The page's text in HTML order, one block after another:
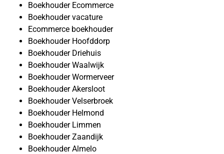
Boekhouder Ecommerce
Boekhouder vacature
Ecommerce boekhouder
Boekhouder Hoofddorp
Boekhouder Driehuis
Boekhouder Waalwijk
Boekhouder Wormerveer
Boekhouder Akersloot
Boekhouder Velserbroek
Boekhouder Helmond
Boekhouder Limmen
Boekhouder Zaandijk
Boekhouder Almelo